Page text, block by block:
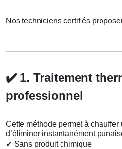
Nos techniciens certifiés
✔️ 1. Traitement
professionnel
Cette méthode permet à chauffer
d’éliminer instantanément
✔ Sans produit chimique